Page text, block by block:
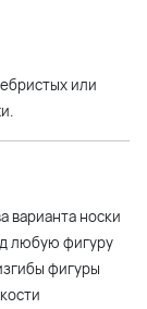
или
варианта носки
любую фигуру
фигуры